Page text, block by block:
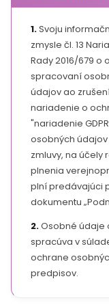
1.Svoju
zmysle čl. 13
Rady 2016/679 o
spracovaní
údajov ao
nariadenie o
"nariadenie
osobných
zmluvy, na účely
plnenia
plní predávajúci
dokumentu
2.Osobné údaje
spracúva v
ochrane
predpisov.